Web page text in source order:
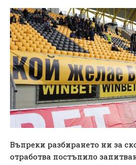
Въпреки разбирането ни за
отработва постъпило